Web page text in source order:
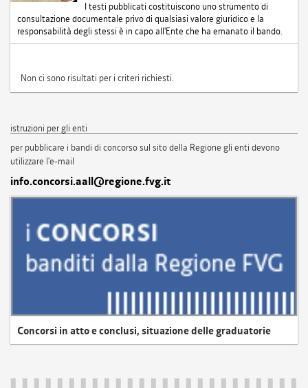
I testi pubblicati costituiscono uno strumento di
consultazione documentale privo di qualsiasi valore giuridico e la
responsabilità degli stessi è in capo all'Ente che ha emanato il bando.
Non ci sono risultati per i criteri richiesti.
istruzioni per gli enti
per pubblicare i bandi di concorso sul sito della Regione gli enti devono
utilizzare l'e-mail
info.concorsi.aall@regione.fvg.it
Concorsi in atto e conclusi, situazione delle graduatorie